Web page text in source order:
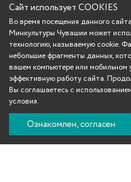
Сайт использует COOKIES
Во время посещения данного
Минкультуры Чувашии может
технологию, называемую cookie.
небольшие фрагменты данных,
вашем компьютере или мобильном
эффективную работу сайта.
Вы соглашаетесь с
условия.
Ознакомлен, согласен